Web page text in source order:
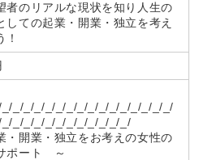
者のリアルな現状を知り人生の
しての起業・開業・独立を考え
！
_/_/_/_/_/_/_/_/_/_/_/_/_/_/_/_/
_/_/_/_/_/_/_/_/_/_/_/_/
開業・独立をお考えの女性の
ポート ～